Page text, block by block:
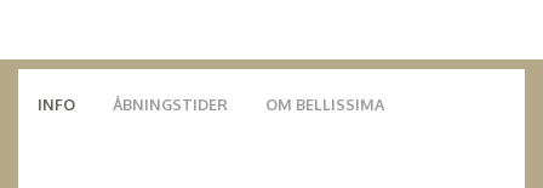
INFO ÅBNINGSTIDER OM BELLISSIMA